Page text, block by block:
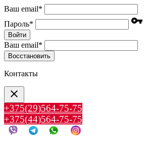
Ваш email*
Пароль* vpn_key
Войти
Ваш email*
Воcстановить
Контакты
clear
+375(29)564-75-75
+375(44)564-75-75